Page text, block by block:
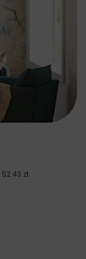
52.43 zł.